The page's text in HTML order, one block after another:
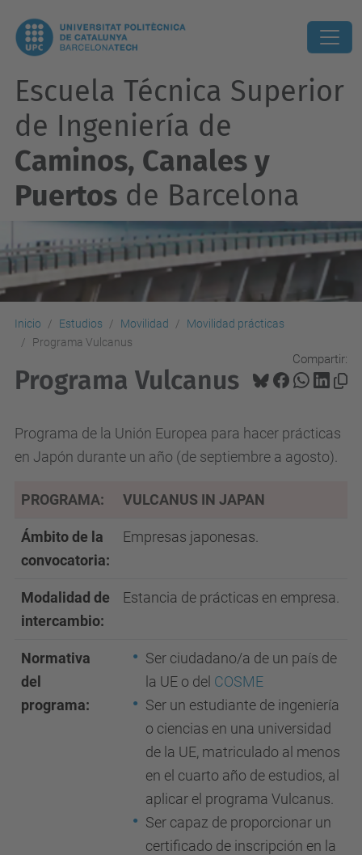
Escuela Técnica Superior
de Ingeniería de
Caminos, Canales y
Puertos de Barcelona
Inicio Estudios Movilidad
Movilidad prácticas
Programa Vulcanus
Compartir:
Programa Vulcanus
Programa de la Unión Europea para hacer prácticas
en Japón durante un año (de septiembre a agosto).
PROGRAMA: VULCANUS IN JAPAN
Ámbito de la
convocatoria:
Empresas japonesas.
Modalidad de
intercambio:
Estancia de prácticas en empresa.
Normativa
del
programa:
Ser ciudadano/a de un país de
la UE o del COSME
Ser un estudiante de ingeniería
o ciencias en una universidad
de la UE, matriculado al menos
en el cuarto año de estudios, al
aplicar el programa Vulcanus.
Ser capaz de proporcionar un
certificado de inscripción en la